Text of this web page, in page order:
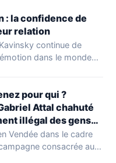
: la confidence de
relation
continue de
dans le monde
pour qui ?
Attal chahuté
illégal des gens
Vendée dans le cadre
consacrée aux